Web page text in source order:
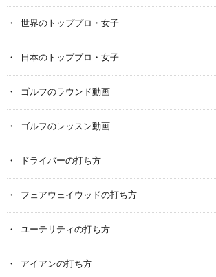
世界のトッププロ・女子
日本のトッププロ・女子
ゴルフのラウンド動画
ゴルフのレッスン動画
ドライバーの打ち方
フェアウェイウッドの打ち方
ユーテリティの打ち方
アイアンの打ち方